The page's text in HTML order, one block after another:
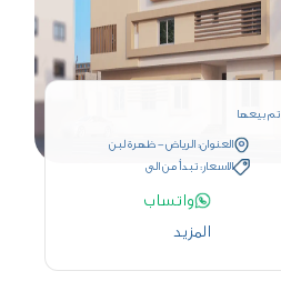
تم بيعها
العنوان: الرياض - ظهرة لبن
الاسعار: تبدأ من الى
واتساب
المزيد